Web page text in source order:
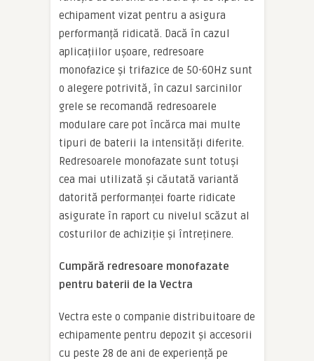
echipament vizat pentru a asigura
performanță ridicată. Dacă în cazul
aplicațiilor ușoare, redresoare
monofazice și trifazice de 50-60Hz sunt
o alegere potrivită, în cazul sarcinilor
grele se recomandă redresoarele
modulare care pot încărca mai multe
tipuri de baterii la intensități diferite.
Redresoarele monofazate sunt totuși
cea mai utilizată și căutată variantă
datorită performanței foarte ridicate
asigurate în raport cu nivelul scăzut al
costurilor de achiziție și întreținere.
Cumpără redresoare monofazate
pentru baterii de la Vectra
Vectra este o companie distribuitoare de
echipamente pentru depozit și accesorii
cu peste 28 de ani de experiență pe